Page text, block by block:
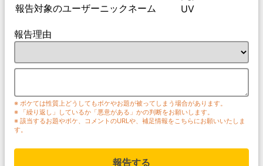
報告対象のユーザーニックネーム
UV
報告理由
※ ボケては性質上どうしてもボケやお題が被ってしまう場合があります。
※ 「繰り返し」しているか「悪意がある」かの判断をお願いします。
※ 該当するお題やボケ、コメントのURLや、補足情報をこちらにお願いいたしま
す。
報告する